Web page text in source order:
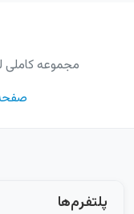
مجموعه
پلتفرم‌ها